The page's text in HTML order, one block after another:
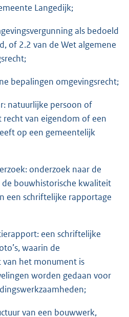
Langedijk;
als bedoeld
of 2.2 van de Wet algemene
bepalingen omgevingsrecht;
natuurlijke persoon of
recht van eigendom of een
op een gemeentelijk
onderzoek naar de
de bouwhistorische kwaliteit
een schriftelijke rapportage
een schriftelijke
waarin de
van het monument is
worden gedaan voor
van een bouwwerk,